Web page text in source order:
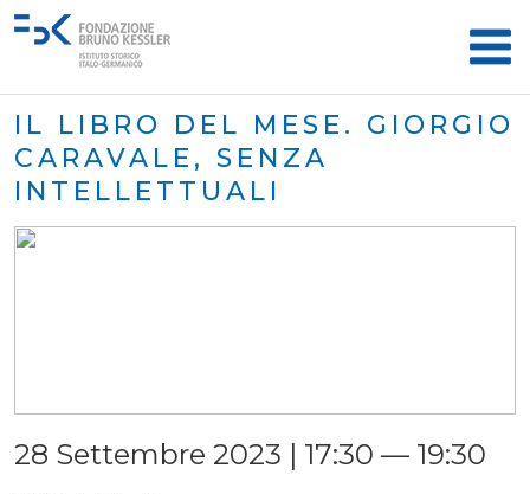
IL LIBRO DEL MESE. GIORGIO
CARAVALE, SENZA
INTELLETTUALI
28 Settembre 2023 | 17:30 — 19:30